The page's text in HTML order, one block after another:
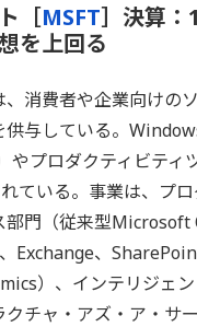
［MSFT］決算：
を上回る
消費者や企業向けの
供与している。
やプロダクティビティ
ている。事業は、プロ
部門（従来型Microsoft
Exchange、
）、インテリジェ
クチャ・アズ・ア・サ